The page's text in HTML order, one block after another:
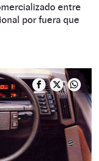
entre
por fuera que